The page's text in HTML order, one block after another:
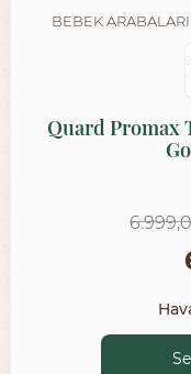
BEBEK ARABALARI
Quard Promax